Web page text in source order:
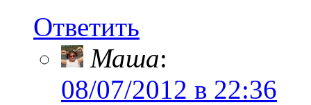
Ответить
Маша:
08/07/2012 в 22:36